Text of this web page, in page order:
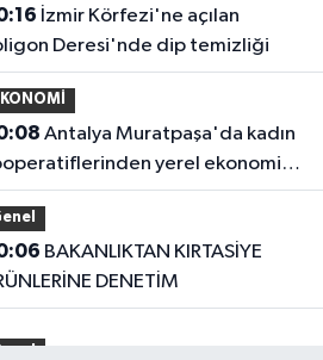
Deresi'nde dip temizliği
yerel ekonomiye
DENETİM